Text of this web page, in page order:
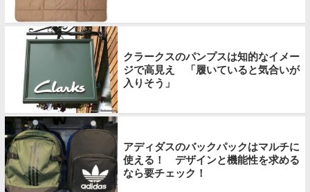
クラークスのパンプスは知的なイメー
ジで高見え 「履いていると気合いが
入りそう」
アディダスのバックパックはマルチに
使える！ デザインと機能性を求める
なら要チェック！